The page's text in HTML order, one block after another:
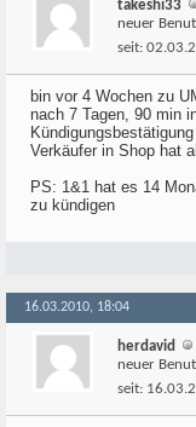
takeshi33
neuer
seit:
bin vor 4 Wochen zu
nach 7 Tagen, 90 min
Verkäufer in Shop hat
PS: 1&1 hat es 14
zu kündigen
16.03.2010, 18:04
herdavid
neuer
seit: